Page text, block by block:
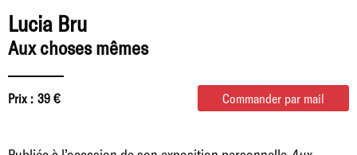
Lucia Bru
Aux choses mêmes
Prix : 39 € Commander par mail